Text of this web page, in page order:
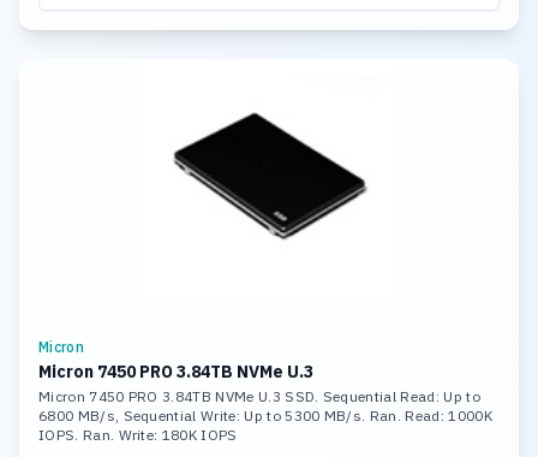
Micron
Micron 7450 PRO 3.84TB NVMe U.3
Micron 7450 PRO 3.84TB NVMe U.3 SSD. Sequential Read: Up to
6800 MB/s, Sequential Write: Up to 5300 MB/s. Ran. Read: 1000K
IOPS. Ran. Write: 180K IOPS